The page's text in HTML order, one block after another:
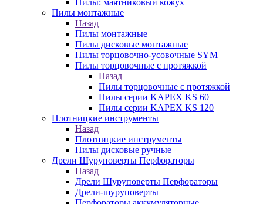
Пилы: маятниковый кожух
Пилы монтажные
Назад
Пилы монтажные
Пилы дисковые монтажные
Пилы торцовочно-усовочные SYM
Пилы торцовочные с протяжкой
Назад
Пилы торцовочные с протяжкой
Пилы серии KAPEX KS 60
Пилы серии KAPEX KS 120
Плотницкие инструменты
Назад
Плотницкие инструменты
Пилы дисковые ручные
Дрели Шуруповерты Перфораторы
Назад
Дрели Шуруповерты Перфораторы
Дрели-шуруповерты